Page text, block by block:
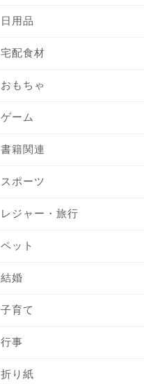
日用品
宅配食材
おもちゃ
ゲーム
書籍関連
スポーツ
レジャー・旅行
ペット
結婚
子育て
行事
折り紙